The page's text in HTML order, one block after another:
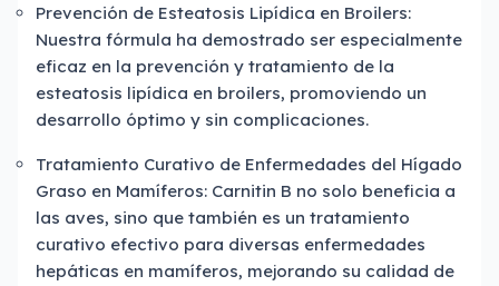
Prevención de Esteatosis Lipídica en Broilers:
Nuestra fórmula ha demostrado ser especialmente
eficaz en la prevención y tratamiento de la
esteatosis lipídica en broilers, promoviendo un
desarrollo óptimo y sin complicaciones.
Tratamiento Curativo de Enfermedades del Hígado
Graso en Mamíferos: Carnitin B no solo beneficia a
las aves, sino que también es un tratamiento
curativo efectivo para diversas enfermedades
hepáticas en mamíferos, mejorando su calidad de